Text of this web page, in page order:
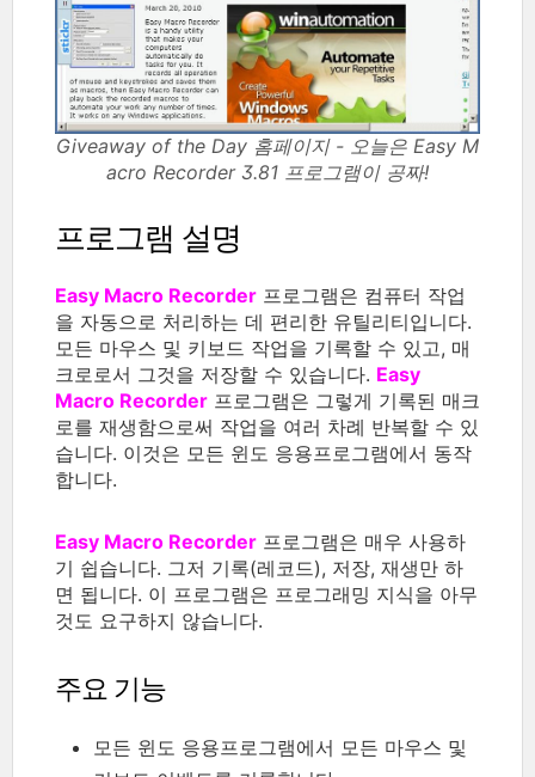
Giveaway of the Day 홈페이지 - 오늘은 Easy M
acro Recorder 3.81 프로그램이 공짜!
프로그램 설명
Easy Macro Recorder 프로그램은 컴퓨터 작업
을 자동으로 처리하는 데 편리한 유틸리티입니다.
모든 마우스 및 키보드 작업을 기록할 수 있고, 매
크로로서 그것을 저장할 수 있습니다. Easy
Macro Recorder 프로그램은 그렇게 기록된 매크
로를 재생함으로써 작업을 여러 차례 반복할 수 있
습니다. 이것은 모든 윈도 응용프로그램에서 동작
합니다.
Easy Macro Recorder 프로그램은 매우 사용하
기 쉽습니다. 그저 기록(레코드), 저장, 재생만 하
면 됩니다. 이 프로그램은 프로그래밍 지식을 아무
것도 요구하지 않습니다.
주요 기능
모든 윈도 응용프로그램에서 모든 마우스 및